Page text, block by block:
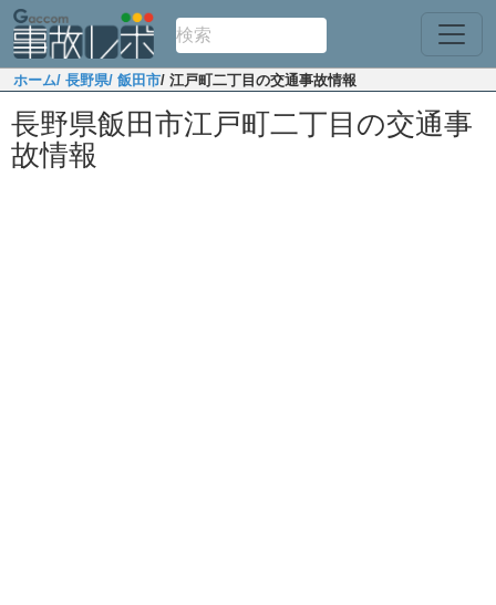
ホーム/ 長野県/ 飯田市/ 江戸町二丁目の交通事故情報
長野県飯田市江戸町二丁目の交通事
故情報